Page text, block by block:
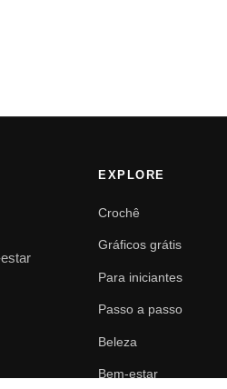
EXPLORE
Crochê
Gráficos grátis
Para iniciantes
Passo a passo
Beleza
Bem-estar